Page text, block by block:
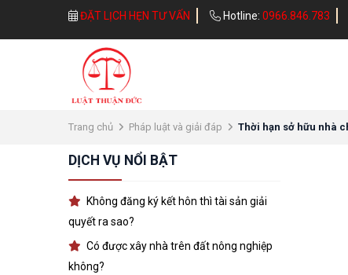
ĐẶT LỊCH HẸN TƯ VẤN Hotline: 0966.846.783
Trang chủ Pháp luật và giải đáp Thời hạn sở hữu nhà
DỊCH VỤ NỔI BẬT
Không đăng ký kết hôn thì tài sản giải
quyết ra sao?
Có được xây nhà trên đất nông nghiệp
không?